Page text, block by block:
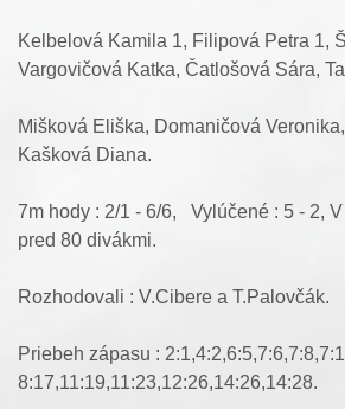
Kelbelová Kamila 1, Filipová Petra 1,
Vargovičová Katka, Čatlošová Sára,
Mišková Eliška, Domaničová
Kašková Diana.
7m hody : 2/1 - 6/6, Vylúčené : 5 - 2,
pred 80 divákmi.
Rozhodovali : V.Cibere a T.Palovčák.
Priebeh zápasu :
8:17,11:19,11:23,12:26,14:26,14:28.